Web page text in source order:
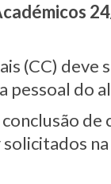
(CC)
pessoal do
de